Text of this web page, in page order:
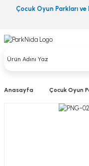
Çocuk Oyun Parkları
Anasayfa Çocuk Oyun